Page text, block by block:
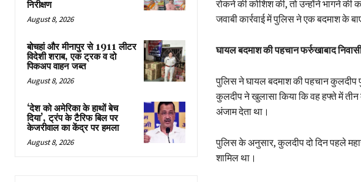
निरीक्षण
August 8, 2026
बोचहां और मीनापुर से 1911 लीटर
विदेशी शराब, एक ट्रक व दो
पिकअप वाहन जब्त
August 8, 2026
‘देश को अमेरिका के हाथों बेच
दिया’, ट्रंप के टैरिफ बिल पर
केजरीवाल का केंद्र पर हमला
August 8, 2026
रोकने की कोशिश की, तो उन्होंने भागने की
जवाबी कार्रवाई में पुलिस ने एक बदमाश के
घायल बदमाश की पहचान फर्रुखाबाद
पुलिस ने घायल बदमाश की पहचान कुलदीप
कुलदीप ने खुलासा किया कि वह हफ्ते में
अंजाम देता था।
पुलिस के अनुसार, कुलदीप दो दिन पहले
शामिल था।